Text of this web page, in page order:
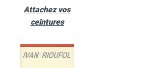
Attachez vos
ceintures